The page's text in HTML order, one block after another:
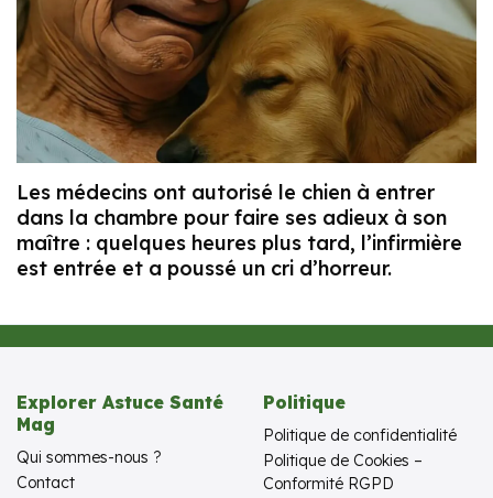
Les médecins ont autorisé le chien à entrer
dans la chambre pour faire ses adieux à son
maître : quelques heures plus tard, l’infirmière
est entrée et a poussé un cri d’horreur.
Explorer Astuce Santé
Mag
Qui sommes-nous ?
Contact
Politique
Politique de confidentialité
Politique de Cookies –
Conformité RGPD